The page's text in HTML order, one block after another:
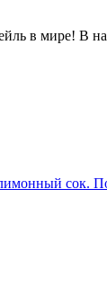
в мире! В
сок.